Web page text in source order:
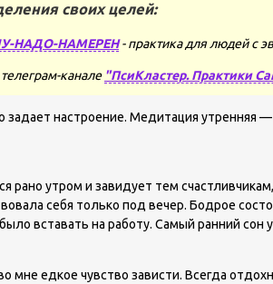
своих целей:
НАДО-НАМЕРЕН- практика для людей с
канале "ПсиКластер. Практики
задает настроение. Медитация
рано утром и завидует тем
себя только под вечер. Бодрое
вставать на работу. Самый ранний
мне едкое чувство зависти. Всегда